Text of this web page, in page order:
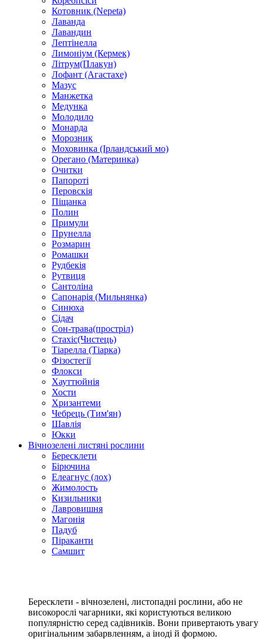
Котовник (Nepeta)
Лаванда
Лавандин
Лептінелла
Лимоніум (Кермек)
Літрум(Плакун)
Лофант (Агастахе)
Мазус
Манжетка
Медунка
Молодило
Монарда
Морозник
Моховинка (Ірландський мо)
Орегано (Материнка)
Очитки
Папороті
Перовскія
Піщанка
Полин
Примули
Прунелла
Розмарин
Ромашки
Рудбекія
Рутвиця
Сантоліна
Сапонарія (Мильнянка)
Синюха
Сідач
Сон-трава(простріл)
Стахіс(Чистець)
Тіарелла (Тіарка)
Фізостегії
Флокси
Хауттюйнія
Хости
Хризантеми
Чебрець (Тим'ян)
Шавлія
Юкки
Вічнозелені листяні рослини
Бересклети
Бірючина
Елеагнус (лох)
Жимолость
Кизильники
Лавровишня
Магонія
Падуб
Піраканти
Самшит
Бересклети - вічнозелені, листопадні рослини, або не
високорослі чагарники, які користуються великою
популярністю серед садівників. Вони привертають увагу
оригінальним забарвленням, а іноді й формою.